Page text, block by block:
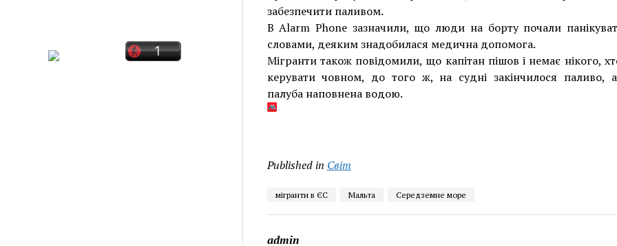
забезпечити паливом.
В Alarm Phone зазначили, що люди на борту почали
словами, деяким знадобилася медична допомога.
Мігранти також повідомили, що капітан пішов і немає нікого,
керувати човном, до того ж, на судні закінчилося паливо,
палуба наповнена водою.
Published in Світ
мігранти в ЄС Мальта Середземне море
admin